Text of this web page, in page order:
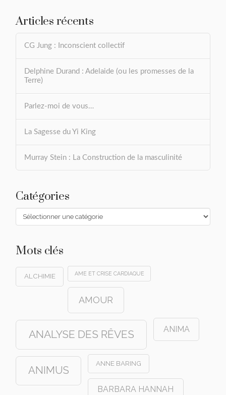
Articles récents
CG Jung : Inconscient collectif
Delphine Durand : Adelaide (ou les promesses de la
Terre)
Parlez-moi de vous…
La Sagesse du Yi King
Murray Stein : La Construction de la masculinité
Catégories
Catégories
Mots clés
ALCHIMIE AME ET CRISE CARDIAQUE
AMOUR
ANALYSE DES RÊVES ANIMA
ANIMUS
ANNE BARING
BARBARA HANNAH